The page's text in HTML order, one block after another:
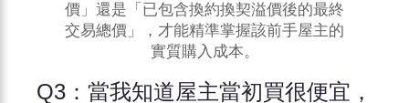
價」還是「已包含換約換契溢價後的最終
交易總價」，才能精準掌握該前手屋主的
實質購入成本。
Q3：當我知道屋主當初買很便宜，